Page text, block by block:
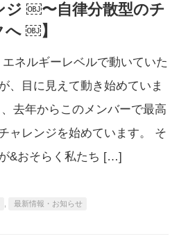
ジ ￼〜自律分散型のチ
へ ￼】
エネルギーレベルで動いていた
、目に見えて動き始めていま
去年からこのメンバーで最高
ャレンジを始めています。 そ
&おそらく私たち […]
最新情報・お知らせ